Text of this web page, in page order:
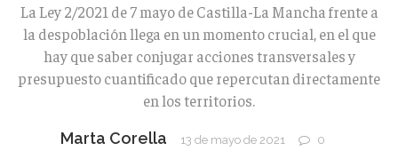
La Ley 2/2021 de 7 mayo de Castilla-La Mancha frente a
la despoblación llega en un momento crucial, en el que
hay que saber conjugar acciones transversales y
presupuesto cuantificado que repercutan directamente
en los territorios.
Marta Corella 13 de mayo de 2021 0